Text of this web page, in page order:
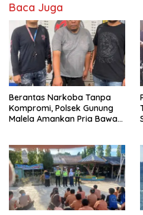
Baca Juga
Berantas Narkoba Tanpa
Kompromi, Polsek Gunung
Malela Amankan Pria Bawa